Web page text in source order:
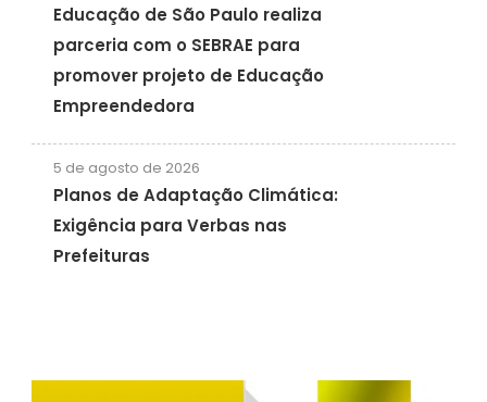
Educação de São Paulo realiza
parceria com o SEBRAE para
promover projeto de Educação
Empreendedora
5 de agosto de 2026
Planos de Adaptação Climática:
Exigência para Verbas nas
Prefeituras